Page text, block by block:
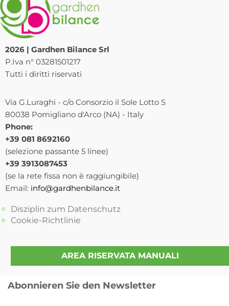
2026 | Gardhen Bilance Srl
P.Iva n° 03281501217
Tutti i diritti riservati
Via G.Luraghi - c/o Consorzio il Sole Lotto S
80038 Pomigliano d'Arco (NA) - Italy
Phone:
+39 081 8692160
(selezione passante 5 linee)
+39 3913087453
(se la rete fissa non è raggiungibile)
Email: info@gardhenbilance.it
Disziplin zum Datenschutz
Cookie-Richtlinie
AREA RISERVATA MANUALI
Abonnieren Sie den Newsletter